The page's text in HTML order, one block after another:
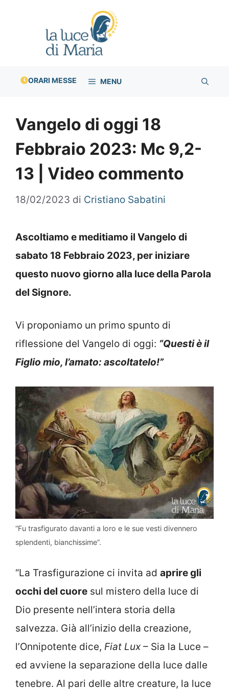
ORARI MESSE MENU
Vangelo di oggi 18
Febbraio 2023: Mc 9,2-
13 | Video commento
18/02/2023 di Cristiano Sabatini
Ascoltiamo e meditiamo il Vangelo di
sabato 18 Febbraio 2023, per iniziare
questo nuovo giorno alla luce della Parola
del Signore.
Vi proponiamo un primo spunto di
riflessione del Vangelo di oggi: “Questi è il
Figlio mio, l’amato: ascoltatelo!”
“Fu trasfigurato davanti a loro e le sue vesti divennero
splendenti, bianchissime”.
“La Trasfigurazione ci invita ad aprire gli
occhi del cuore sul mistero della luce di
Dio presente nell’intera storia della
salvezza. Già all’inizio della creazione,
l’Onnipotente dice, Fiat Lux – Sia la Luce –
ed avviene la separazione della luce dalle
tenebre. Al pari delle altre creature, la luce